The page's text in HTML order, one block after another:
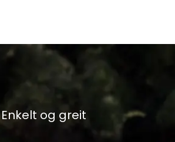
Enkelt og greit